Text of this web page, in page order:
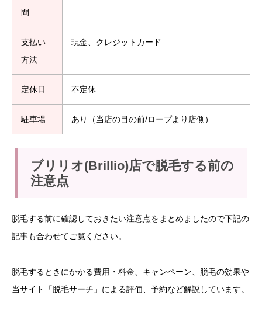
間
支払い
方法
現金、クレジットカード
定休日 不定休
駐車場 あり（当店の目の前/ロープより店側）
ブリリオ(Brillio)店で脱毛する前の
注意点
脱毛する前に確認しておきたい注意点をまとめましたので下記の
記事も合わせてご覧ください。
脱毛するときにかかる費用・料金、キャンペーン、脱毛の効果や
当サイト「脱毛サーチ」による評価、予約など解説しています。